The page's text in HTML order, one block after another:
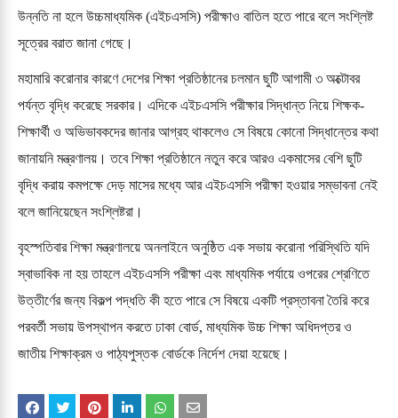
উন্নতি না হলে উচ্চমাধ্যমিক (এইচএসসি) পরীক্ষাও বাতিল হতে পারে বলে সংশ্লিষ্ট
সূত্রের বরাত জানা গেছে।
মহামারি করোনার কারণে দেশের শিক্ষা প্রতিষ্ঠানের চলমান ছুটি আগামী ৩ অক্টোবর
পর্যন্ত বৃদ্ধি করেছে সরকার। এদিকে এইচএসসি পরীক্ষার সিদ্ধান্ত নিয়ে শিক্ষক-
শিক্ষার্থী ও অভিভাবকদের জানার আগ্রহ থাকলেও সে বিষয়ে কোনো সিদ্ধান্তের কথা
জানায়নি মন্ত্রণালয়। তবে শিক্ষা প্রতিষ্ঠানে নতুন করে আরও একমাসের বেশি ছুটি
বৃদ্ধি করায় কমপক্ষে দেড় মাসের মধ্যে আর এইচএসসি পরীক্ষা হওয়ার সম্ভাবনা নেই
বলে জানিয়েছেন সংশ্লিষ্টরা।
বৃহস্পতিবার শিক্ষা মন্ত্রণালয়ে অনলাইনে অনুষ্ঠিত এক সভায় করোনা পরিস্থিতি যদি
স্বাভাবিক না হয় তাহলে এইচএসসি পরীক্ষা এবং মাধ্যমিক পর্যায়ে ওপরের শ্রেণিতে
উত্তীর্ণের জন্য বিকল্প পদ্ধতি কী হতে পারে সে বিষয়ে একটি প্রস্তাবনা তৈরি করে
পরবর্তী সভায় উপস্থাপন করতে ঢাকা বোর্ড, মাধ্যমিক উচ্চ শিক্ষা অধিদপ্তর ও
জাতীয় শিক্ষাক্রম ও পাঠ্যপুস্তক বোর্ডকে নির্দেশ দেয়া হয়েছে।